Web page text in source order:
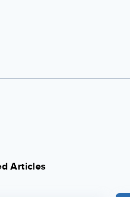
Articles